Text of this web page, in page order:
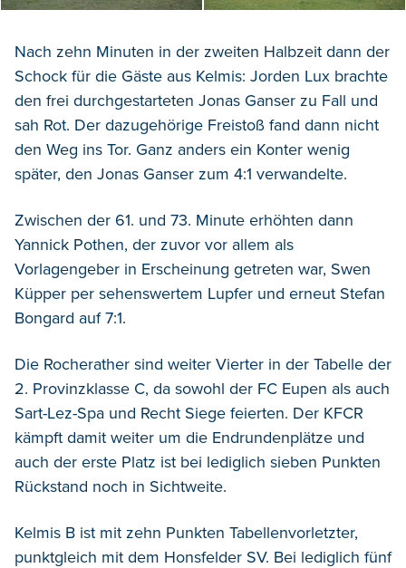
Nach zehn Minuten in der zweiten Halbzeit dann der
Schock für die Gäste aus Kelmis: Jorden Lux brachte
den frei durchgestarteten Jonas Ganser zu Fall und
sah Rot. Der dazugehörige Freistoß fand dann nicht
den Weg ins Tor. Ganz anders ein Konter wenig
später, den Jonas Ganser zum 4:1 verwandelte.
Zwischen der 61. und 73. Minute erhöhten dann
Yannick Pothen, der zuvor vor allem als
Vorlagengeber in Erscheinung getreten war, Swen
Küpper per sehenswertem Lupfer und erneut Stefan
Bongard auf 7:1.
Die Rocherather sind weiter Vierter in der Tabelle der
2. Provinzklasse C, da sowohl der FC Eupen als auch
Sart-Lez-Spa und Recht Siege feierten. Der KFCR
kämpft damit weiter um die Endrundenplätze und
auch der erste Platz ist bei lediglich sieben Punkten
Rückstand noch in Sichtweite.
Kelmis B ist mit zehn Punkten Tabellenvorletzter,
punktgleich mit dem Honsfelder SV. Bei lediglich fünf